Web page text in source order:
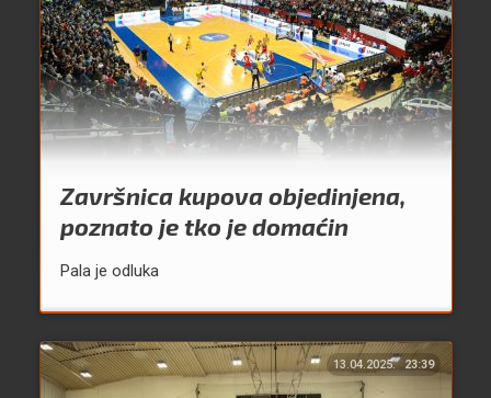
Završnica kupova objedinjena,
poznato je tko je domaćin
Pala je odluka
13.04.2025. 23:39